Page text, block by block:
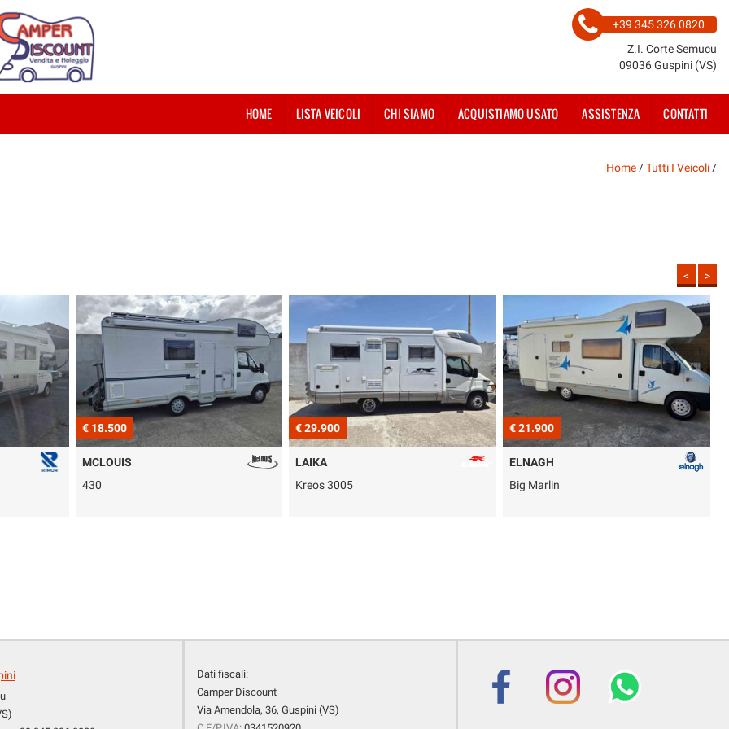
+39 345 326 0820
Z.I. Corte Semucu
09036 Guspini (VS)
HOME LISTA VEICOLI CHI SIAMO ACQUISTIAMO USATO ASSISTENZA CONTATTI
Home /Tutti I Veicoli /
< >
€ 29.900 € 21.900 € 23.900
Dati fiscali:
Camper Discount
Via Amendola, 36, Guspini (VS)